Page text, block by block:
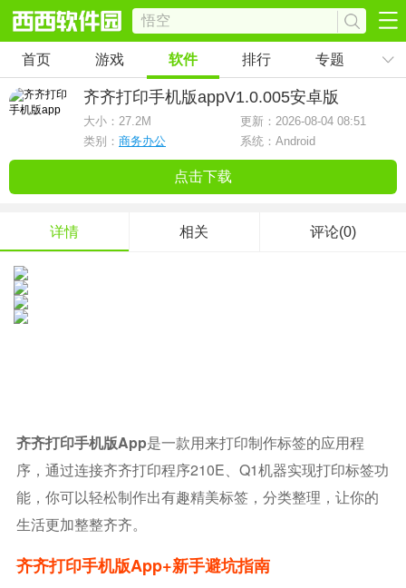
首页 游戏 软件 排行 专题
齐齐打印手机版appV1.0.005安卓版
大小： 27.2M
更新：2026-08-04 08:51
类别： 商务办公 系统：Android
点击下载
详情 相关 评论(0)
齐齐打印手机版app是一款用来打印制作标签的应用程
序，通过连接齐齐打印程序210E、Q1机器实现打印标签功
能，你可以轻松制作出有趣精美标签，分类整理，让你的
生活更加整整齐齐。
齐齐打印手机版app+新手避坑指南